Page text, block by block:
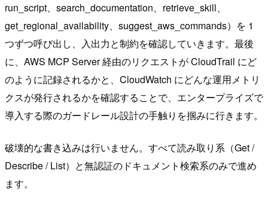
run_script、search_documentation、retrieve_skill、
get_regional_availability、suggest_aws_commands）を 1
つずつ呼び出し、入出力と制約を確認していきます。最後
に、AWS MCP Server 経由のリクエストが CloudTrail にど
のように記録されるかと、CloudWatch にどんな運用メトリ
クスが発行されるかを確認することで、エンタープライズで
導入する際のガードレール設計の手触りを掴みに行きます。
破壊的な書き込みは行いません。すべて読み取り系（Get /
Describe / List）と無認証のドキュメント検索系のみで進め
ます。